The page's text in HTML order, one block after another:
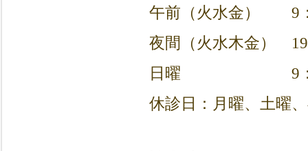
午前（火水金） 9
夜間（火水木金） 19
日曜 9：30
休診日：月曜、土曜